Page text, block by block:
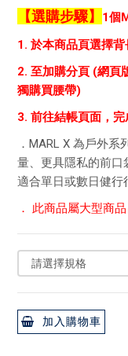
【選購步驟】
1個
1. 於本商品頁選擇
2. 至加購分頁 (網頁
獨購買腰帶)
3. 前往結帳頁面，
．MARL X 為戶外
量、更具隱私的前口
適合單日或數日健行
． 此商品屬大型商
加入購物車